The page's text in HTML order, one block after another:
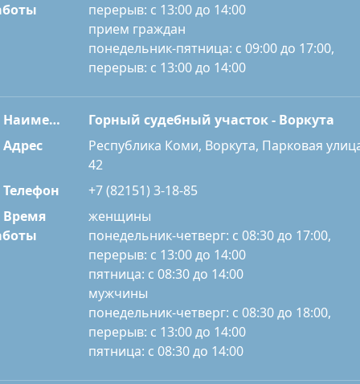
перерыв: с 13:00 до 14:00
прием граждан
понедельник-пятница: с 09:00 до 17:00,
перерыв: с 13:00 до 14:00
Наименование
Горный судебный участок - Воркута
Адрес
Республика Коми, Воркута, Парковая
42
Телефон
+7 (82151) 3-18-85
Время
женщины
понедельник-четверг: с 08:30 до 17:00,
перерыв: с 13:00 до 14:00
пятница: с 08:30 до 14:00
мужчины
понедельник-четверг: с 08:30 до 18:00,
перерыв: с 13:00 до 14:00
пятница: с 08:30 до 14:00